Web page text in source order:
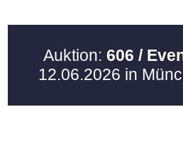
Auktion: 606 /
12.06.2026 in